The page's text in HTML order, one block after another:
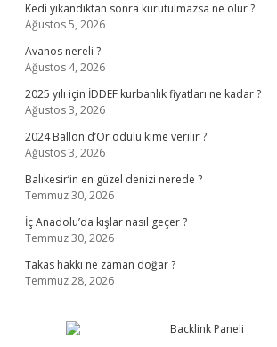
Kedi yıkandıktan sonra kurutulmazsa ne olur ?
Ağustos 5, 2026
Avanos nereli ?
Ağustos 4, 2026
2025 yılı için İDDEF kurbanlık fiyatları ne kadar ?
Ağustos 3, 2026
2024 Ballon d’Or ödülü kime verilir ?
Ağustos 3, 2026
Balıkesir’in en güzel denizi nerede ?
Temmuz 30, 2026
İç Anadolu’da kışlar nasıl geçer ?
Temmuz 30, 2026
Takas hakkı ne zaman doğar ?
Temmuz 28, 2026